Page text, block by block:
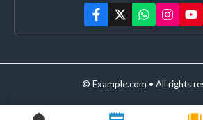
© Example.com • All rights